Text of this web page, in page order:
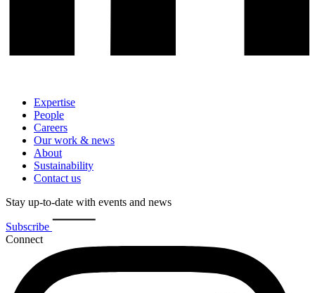
Expertise
People
Careers
Our work & news
About
Sustainability
Contact us
Stay up-to-date with events and news
Subscribe
Connect